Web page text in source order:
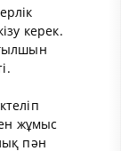
керек.
жұмыс
пән